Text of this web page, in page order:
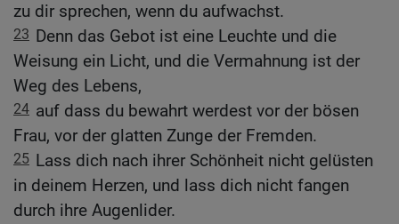
zu dir sprechen, wenn du aufwachst.
23 Denn das Gebot ist eine Leuchte und die
Weisung ein Licht, und die Vermahnung ist der
Weg des Lebens,
24 auf dass du bewahrt werdest vor der bösen
Frau, vor der glatten Zunge der Fremden.
25 Lass dich nach ihrer Schönheit nicht gelüsten
in deinem Herzen, und lass dich nicht fangen
durch ihre Augenlider.